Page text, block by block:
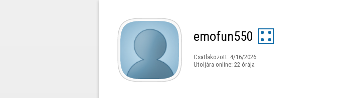
emofun550
Csatlakozott: 4/16/2026
Utoljára online: 22 órája